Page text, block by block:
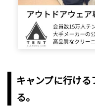
キャンプに行け
る。